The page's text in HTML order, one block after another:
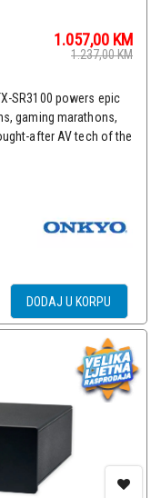
1.057,00 KM
1.237,00KM
SR3100 powers epic
gaming marathons,
after AV tech of the
DODAJ U KORPU